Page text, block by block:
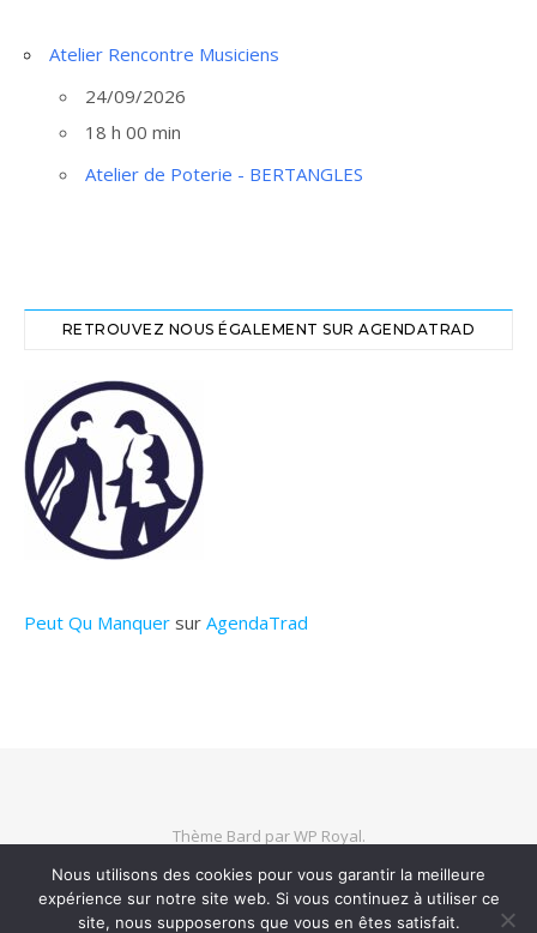
Atelier Rencontre Musiciens
24/09/2026
18 h 00 min
Atelier de Poterie - BERTANGLES
RETROUVEZ NOUS ÉGALEMENT SUR AGENDATRAD
Peut Qu Manquer sur AgendaTrad
Thème Bard parWP Royal.
HAUT DE PAGE
Nous utilisons des cookies pour vous garantir la meilleure
expérience sur notre site web. Si vous continuez à utiliser ce
site, nous supposerons que vous en êtes satisfait.